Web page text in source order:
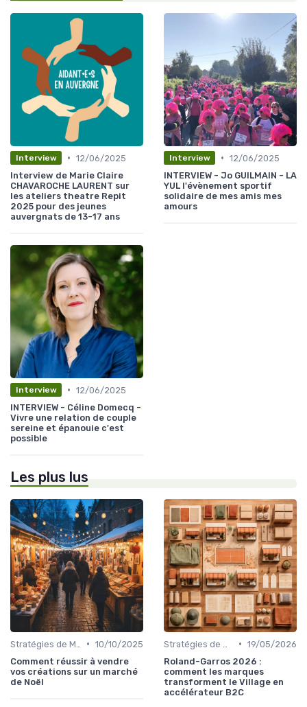
Interview • 12/06/2025
Interview de Marie Claire
CHAVAROCHE LAURENT sur
les ateliers theatre Repit
2025 pour des jeunes
auvergnats de 13-17 ans
Interview • 12/06/2025
INTERVIEW - Jo GUILMAIN - LA
YUL l'évènement sportif
solidaire de mes amis mes
amours
Interview • 12/06/2025
INTERVIEW - Céline Domecq -
Vivre une relation de couple
sereine et épanouie c'est
possible
Les plus lus
• 10/10/2025
Comment réussir à vendre
vos créations sur un marché
de Noël
• 19/05/2026
Roland-Garros 2026 :
comment les marques
transforment le Village en
accélérateur B2C